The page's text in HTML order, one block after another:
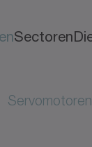
Sectoren